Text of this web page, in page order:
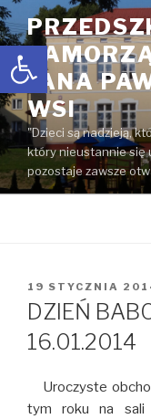
Open toolbar
Przejdź
do
treści
JANA
WSI
"Dzieci są nadzieją,
który nieustannie się
pozostaje zawsze
OPUBLIKOWANE
W
19 STYCZNIA
DZIEŃ
16.01.2014
Uroczyste
tym roku na sali